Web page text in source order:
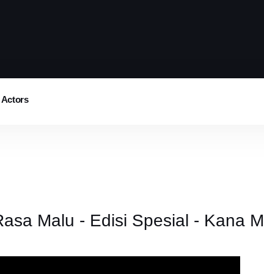
Actors
Malu - Edisi Spesial - Kana